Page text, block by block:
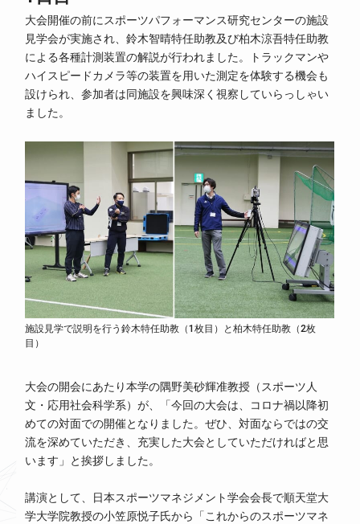
大会開催の前にスポーツパフォーマンス研究センターの施設
見学会が実施され、鈴木智晴特任助教及び柏木涼吾特任助教
による各種計測装置の解説が行われました。トラックマンや
ハイスピードカメラ等の装置を用いた測定を体験する機会も
設けられ、参加者は同施設を興味深く視察していらっしゃい
ました。
施設見学で説明を行う鈴木特任助教（1枚目）と柏木特任助教（2枚
目）
大会の開会にあたり本学の隅野美砂輝准教授（スポーツ人
文・応用社会科学系）が、「今回の大会は、コロナ禍以降初
めての対面での開催となりました。ぜひ、対面ならではの交
流を深めていただき、充実した大会としていただければと思
います」と挨拶しました。
講演として、日本スポーツマネジメント学会会長で順天堂大
学大学院教授の小笠原悦子氏から「これからのスポーツマネ